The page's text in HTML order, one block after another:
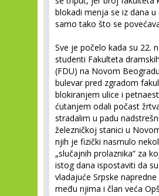
blokadi menja se iz dana u
samo tako što se
Sve je počelo kada su 22.
studenti Fakulteta
(FDU) na Novom
bulevar pred zgradom
blokiranjem ulice i
ćutanjem odali počast
stradalim u padu
železničkoj stanici u
njih je fizički nasrnulo
„slučajnih prolaznika“ za
istog dana ispostaviti da
vladajuće Srpske
među njima i član veća